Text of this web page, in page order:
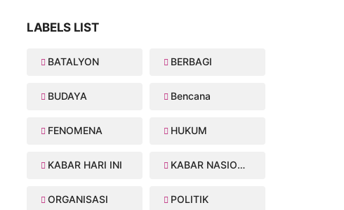
LABELS LIST
BATALYON BERBAGI
BUDAYA Bencana
FENOMENA HUKUM
KABAR HARI INI KABAR NASIONAL
ORGANISASI POLITIK